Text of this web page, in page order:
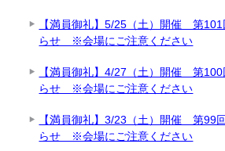
【満員御礼】5/25（土）開催 第
らせ ※会場にご注意ください
【満員御礼】4/27（土）開催 第
らせ ※会場にご注意ください
【満員御礼】3/23（土）開催 第99
らせ ※会場にご注意ください